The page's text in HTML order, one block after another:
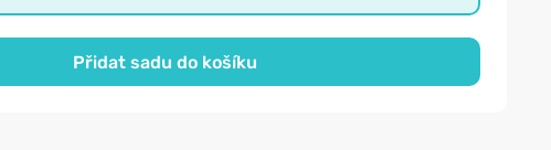
Přidat sadu do košíku